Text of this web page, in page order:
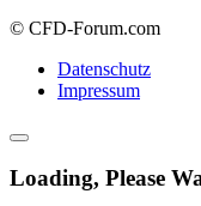
© CFD-Forum.com
Datenschutz
Impressum
Loading, Please